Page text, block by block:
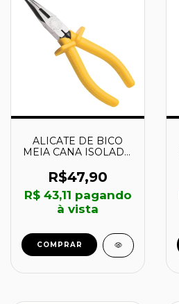
ALICATE DE BICO
MEIA CANA ISOLADO
TRAMONTINA
R$47,90
R$ 43,11 pagando
à vista